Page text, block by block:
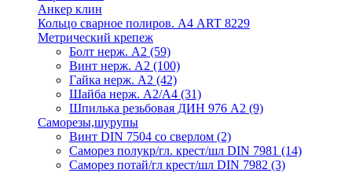
Анкер клин
Кольцо сварное полиров. А4 ART 8229
Метрический крепеж
Болт нерж. А2 (59)
Винт нерж. А2 (100)
Гайка нерж. А2 (42)
Шайба нерж. А2/А4 (31)
Шпилька резьбовая ДИН 976 А2 (9)
Саморезы,шурупы
Винт DIN 7504 со сверлом (2)
Саморез полукр/гл. крест/шл DIN 7981 (14)
Саморез потай/гл крест/шл DIN 7982 (3)